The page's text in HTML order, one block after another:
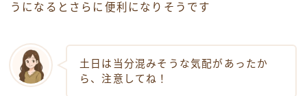
うになるとさらに便利になりそうです
土日は当分混みそうな気配があったか
ら、注意してね！